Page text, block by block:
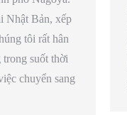
Nhật Bản, xếp
tôi rất hân
suốt thời
chuyển sang